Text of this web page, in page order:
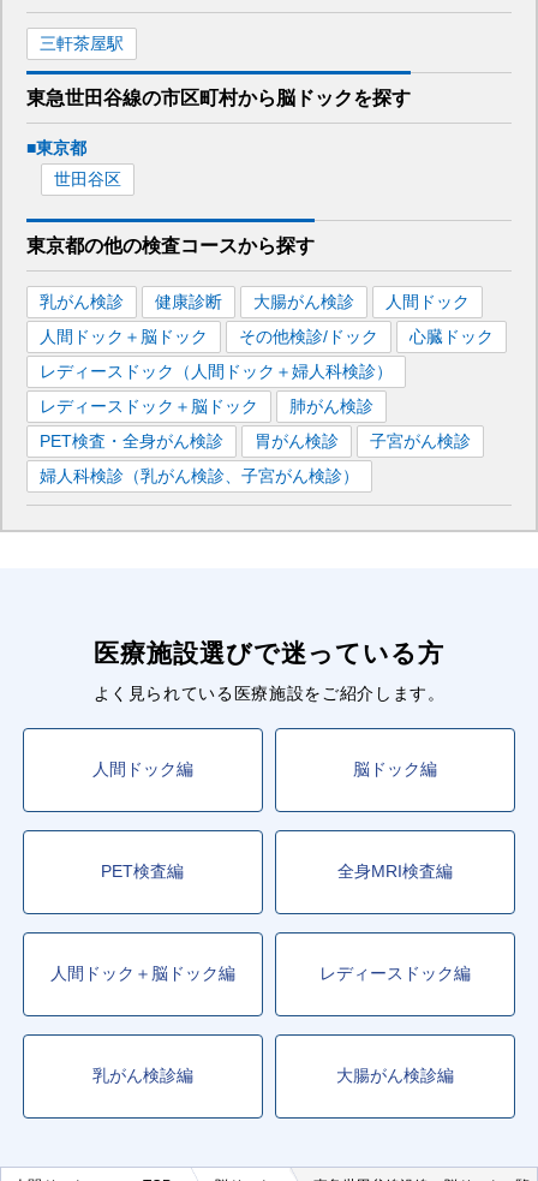
三軒茶屋駅
東急世田谷線の市区町村から脳ドックを探す
■東京都
世田谷区
東京都の他の検査コースから探す
乳がん検診 健康診断 大腸がん検診
人間ドック
人間ドック＋脳ドック
その他検診/ドック
心臓ドック
レディースドック（人間ドック＋婦人科検診）
レディースドック＋脳ドック
肺がん検診
PET検査・全身がん検診
胃がん検診
子宮がん検診
婦人科検診（乳がん検診、子宮がん検診）
医療施設選びで迷っている方
よく見られている医療施設をご紹介します。
人間ドック編 脳ドック編
PET検査編 全身MRI検査編
人間ドック＋脳ドック編 レディースドック編
乳がん検診編 大腸がん検診編